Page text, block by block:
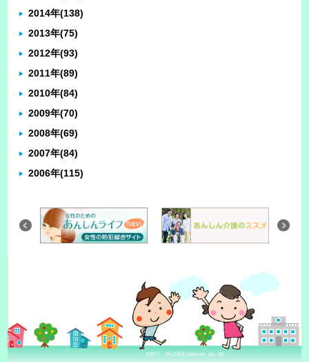
2014年(138)
2013年(75)
2012年(93)
2011年(89)
2010年(84)
2009年(70)
2008年(69)
2007年(84)
2006年(115)